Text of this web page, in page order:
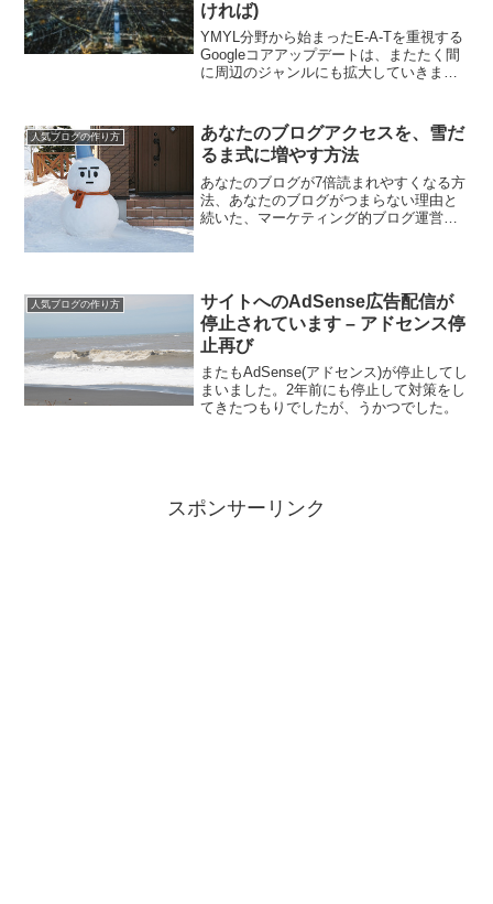
ければ)
YMYL分野から始まったE-A-Tを重視する
Googleコアアップデートは、またたく間
に周辺のジャンルにも拡大していきまし
なってきている、という印象を持ってい
る方は多い...
人気ブログの作り方
あなたのブログアクセスを、雪だ
るま式に増やす方法
あなたのブログが7倍読まれやすくなる方
法、あなたのブログがつまらない理由と
続いた、マーケティング的ブログ運営術
人気ブログの作り方
サイトへのAdSense広告配信が
停止されています – アドセンス停
止再び
またもAdSense(アドセンス)が停止してし
まいました。2年前にも停止して対策をし
てきたつもりでしたが、うかつでした。
スポンサーリンク